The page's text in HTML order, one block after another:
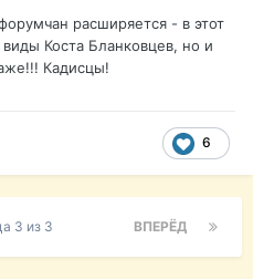
расширяется - в этот
Коста Бланковцев, но и
Кадисцы!
6
ВПЕРЁД
3 из 3